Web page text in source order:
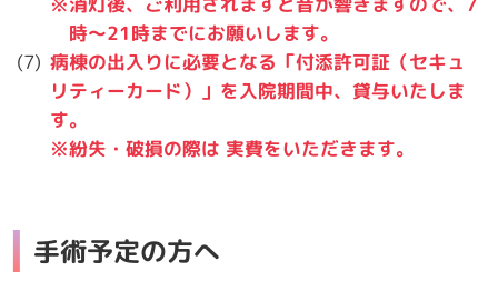
時～21時までにお願いします。
病棟の出入りに必要となる「付添許可証（セキュ
リティーカード）」を入院期間中、貸与いたしま
す。
※紛失・破損の際は 実費をいただきます。
手術予定の方へ